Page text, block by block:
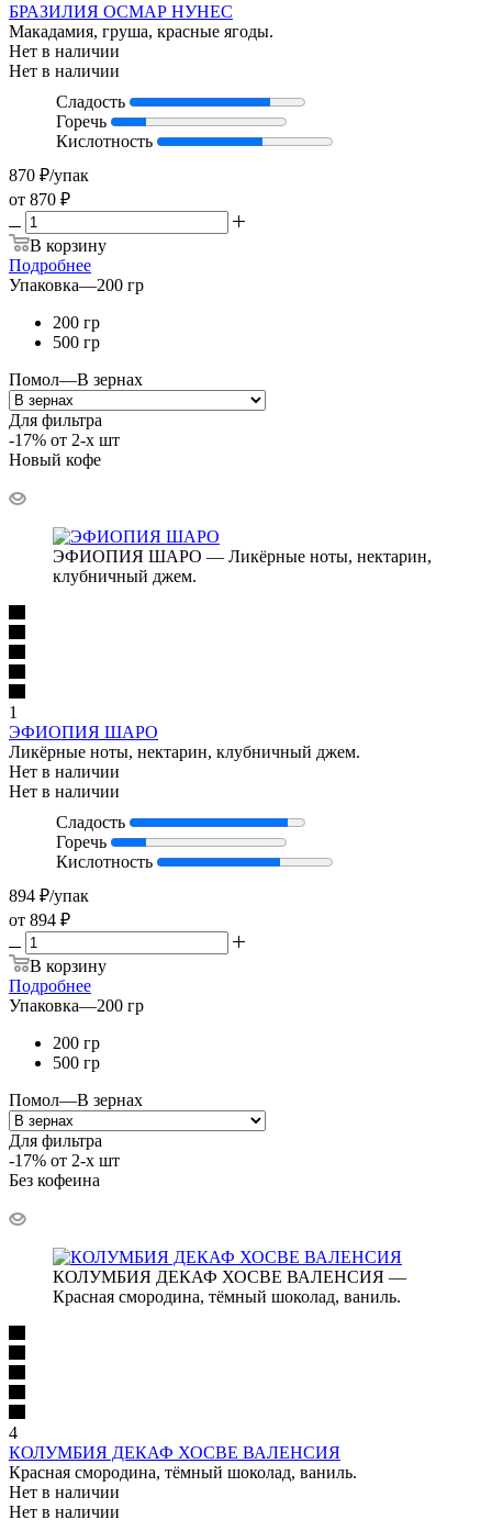
БРАЗИЛИЯ ОСМАР НУНЕС
Макадамия, груша, красные ягоды.
Нет в наличии
Нет в наличии
Сладость
Горечь
Кислотность
870 ₽/упак
от 870 ₽
В корзину
Подробнее
Упаковка—200 гр
200 гр
500 гр
Помол—В зернах
Для фильтра
-17% от 2-х шт
Новый кофе
ЭФИОПИЯ ШАРО — Ликёрные ноты, нектарин,
клубничный джем.
1
ЭФИОПИЯ ШАРО
Ликёрные ноты, нектарин, клубничный джем.
Нет в наличии
Нет в наличии
Сладость
Горечь
Кислотность
894 ₽/упак
от 894 ₽
В корзину
Подробнее
Упаковка—200 гр
200 гр
500 гр
Помол—В зернах
Для фильтра
-17% от 2-х шт
Без кофеина
КОЛУМБИЯ ДЕКАФ ХОСВЕ ВАЛЕНСИЯ —
Красная смородина, тёмный шоколад, ваниль.
4
КОЛУМБИЯ ДЕКАФ ХОСВЕ ВАЛЕНСИЯ
Красная смородина, тёмный шоколад, ваниль.
Нет в наличии
Нет в наличии